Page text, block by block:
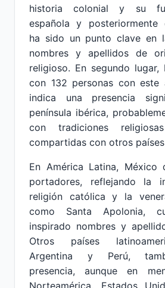
historia colonial y su
española y posteriormente
ha sido un punto clave en
nombres y apellidos de
religioso. En segundo lugar,
con 132 personas con este
indica una presencia
península ibérica,
con tradiciones
compartidas con otros
En América Latina, México
portadores, reflejando la
religión católica y la
como Santa Apolonia,
inspirado nombres y
Otros países
Argentina y Perú,
presencia, aunque en
Norteamérica, Estados